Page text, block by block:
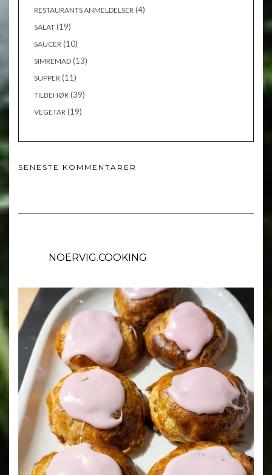
RESTAURANTS ANMELDELSER (4)
SALAT (19)
SAUCER (10)
SIMREMAD (13)
SUPPER (11)
TILBEHØR (39)
VEGETAR (19)
SENESTE KOMMENTARER
NOERVIG.COOKING